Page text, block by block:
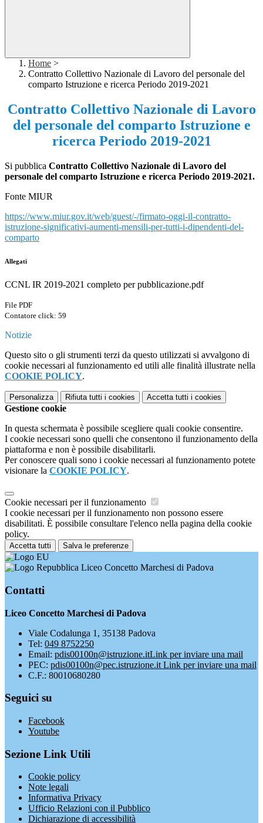
Home >
Contratto Collettivo Nazionale di Lavoro del personale del
comparto Istruzione e ricerca Periodo 2019-2021
Contratto Collettivo Nazionale di Lavoro
del personale del comparto Istruzione e
ricerca Periodo 2019-2021
Si pubblica Contratto Collettivo Nazionale di Lavoro del
personale del comparto Istruzione e ricerca Periodo 2019-2021.
Fonte MIUR
https://www.miur.gov.it/web/guest/-/firmato-oggi-il-contratto-
istruzione-significativi-aumenti-mensili-per-tutti-i-dipendenti-del-
comparto
Allegati
CCNL IR 2019-2021 completo per pubblicazione.pdf
File PDF
Contatore click: 59
Notizie
Questo sito o gli strumenti terzi da questo utilizzati si avvalgono di
cookie necessari al funzionamento ed utili alle finalità illustrate nella
COOKIE POLICY.
Personalizza Rifiuta tutti i cookies Accetta tutti i cookies
Gestione cookie
In questa schermata è possibile scegliere quali cookie consentire.
I cookie necessari sono quelli che consentono il funzionamento della
piattaforma e non è possibile disabilitarli.
Per conoscere quali sono i cookie necessari al funzionamento potete
visionare la COOKIE POLICY.
Cookie necessari per il funzionamento
I cookie necessari per il funzionamento non possono essere
disabilitati. È possibile consultare l'elenco nella pagina della cookie
policy.
Accetta tutti Salva le preferenze
Liceo Concetto Marchesi di Padova
Contatti
Liceo Concetto Marchesi di Padova
Viale Codalunga 1, 35138 Padova
Tel: 049 8752250
Email: pdis00100n@istruzione.itLink per inviare una mail
PEC: pdis00100n@pec.istruzione.it Link per inviare una mail
C.F.: 80010680280
Seguici su
Facebook
Youtube
Sezione Link Utili
Cookie policy
Note legali
Informativa Privacy
Ufficio Relazioni con il Pubblico
Dichiarazione di accessibilità